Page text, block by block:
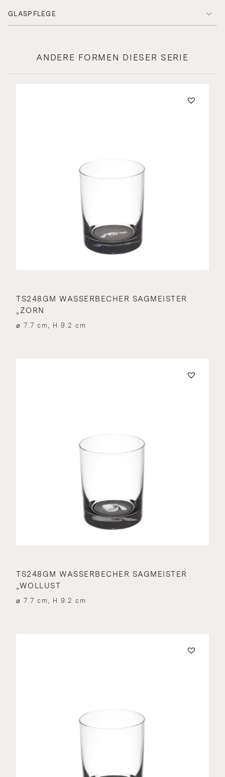
GLASPFLEGE
ANDERE FORMEN DIESER SERIE
TS248GM WASSERBECHER SAGMEISTER
„ZORN
⌀ 7.7 cm, H 9.2 cm
TS248GM WASSERBECHER SAGMEISTER
„WOLLUST
⌀ 7.7 cm, H 9.2 cm